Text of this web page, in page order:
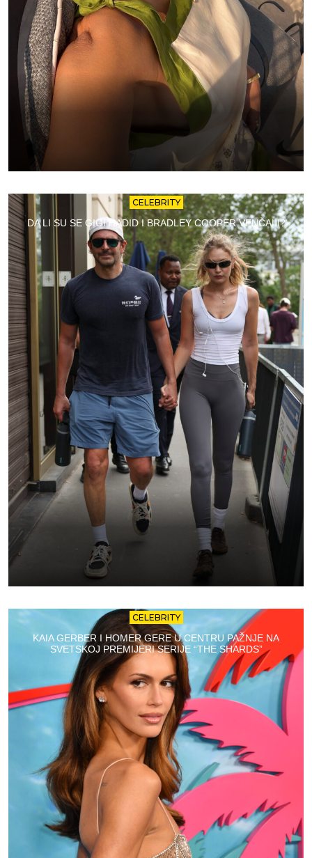
CELEBRITY
DA LI SU SE GIGI HADID I BRADLEY COOPER VENČALI?
CELEBRITY
KAIA GERBER I HOMER GERE U CENTRU PAŽNJE NA
SVETSKOJ PREMIJERI SERIJE “THE SHARDS”